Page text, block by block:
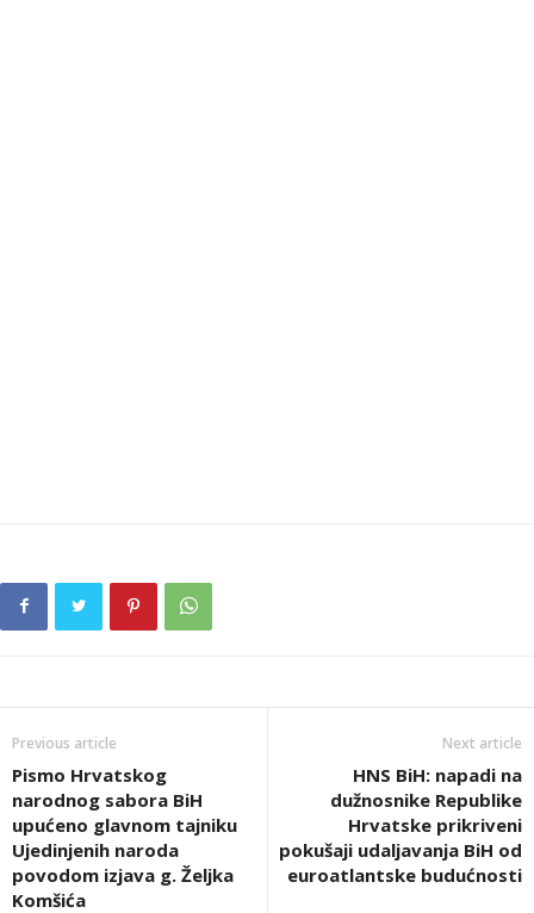
Previous article
Pismo Hrvatskog
narodnog sabora BiH
upućeno glavnom tajniku
Ujedinjenih naroda
povodom izjava g. Željka
Komšića
Next article
HNS BiH: napadi na
dužnosnike Republike
Hrvatske prikriveni
pokušaji udaljavanja BiH od
euroatlantske budućnosti